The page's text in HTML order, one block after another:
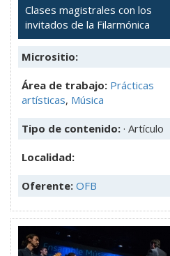
Clases magistrales con los
invitados de la Filarmónica
Micrositio:
Área de trabajo: Prácticas
artísticas, Música
Tipo de contenido: · Artículo
Localidad:
Oferente: OFB